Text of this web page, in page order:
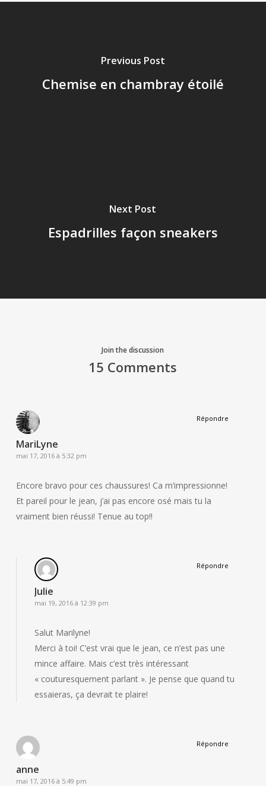
Previous Post
Chemise en chambray étoilé
Next Post
Espadrilles façon sneakers
Join the discussion
15 Comments
MariLyne
mai 17, 2016 à 5:32 pm
Encore bravo pour ces chaussures! Ca m’impressionne!
Et pareil pour le jean, j’ai pas encore osé mais tu la
vraiment bien réussi! Tenue au top!!
Répondre
Julie
mai 19, 2016 à 12:39 pm
Salut Marilyne!
Merci à toi! C’est vrai que le jean, ce n’est pas une
mince affaire. Mais c’est très intéressant
« couturesquement parlant ». Je pense que quand tu
essaieras, ça devrait te plaire!
Répondre
anne
mai 17, 2016 à 5:49 pm
Répondre